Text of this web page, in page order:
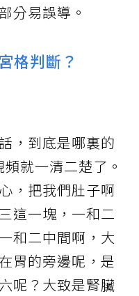
分易誤導。
格判斷？
，到底是哪裏的
就一清二楚了。
，把我們肚子啊
這一塊，一和二
和二中間啊，大
胃的旁邊呢，是
呢？大致是腎臟